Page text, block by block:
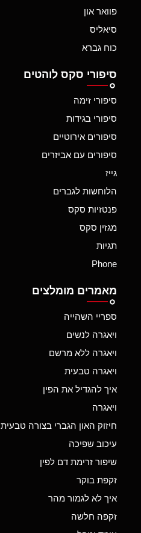
פוואר און
סיאליס
כוח גברא
סיפורי סקס לוהטים
סיפורי זימה
סיפורי בגידות
סיפורים אירוטיים
סיפורים עם אביזרים
גייז
הלוחשות לגברים
פנטזיות סקס
מגזין סקס
תגיות
Phone
מאמרים מומלצים
ספריי השהייה
ויאגרה לנשים
ויאגרה ללא מרשם
ויאגרה טבעית
איך להגדיל את הפין
ויאגרה
חיזוק האון הגברי בצורה טבעית
עיכוב שפיכה
שיפור זרימת דם לפין
זקפת בוקר
איך לא לגמור מהר
זקפה חלשה